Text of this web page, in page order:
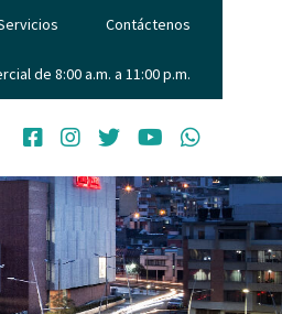
Contáctenos
de 8:00 a.m. a 11:00 p.m.